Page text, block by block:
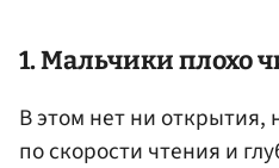
1. Мальчики плохо
В этом нет ни открытия,
по скорости чтения и